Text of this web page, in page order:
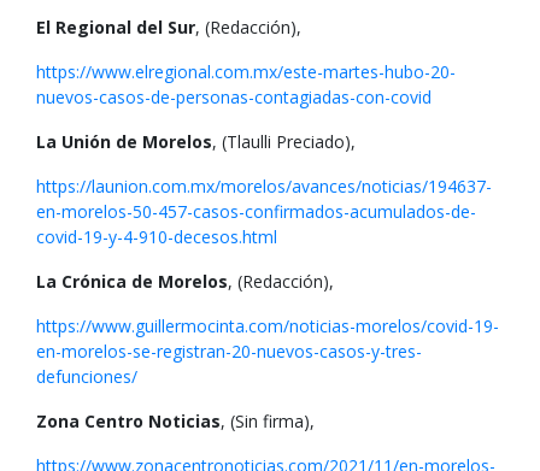
El Regional del Sur, (Redacción),
https://www.elregional.com.mx/este-martes-hubo-20-
nuevos-casos-de-personas-contagiadas-con-covid
La Unión de Morelos, (Tlaulli Preciado),
https://launion.com.mx/morelos/avances/noticias/194637-
en-morelos-50-457-casos-confirmados-acumulados-de-
covid-19-y-4-910-decesos.html
La Crónica de Morelos, (Redacción),
https://www.guillermocinta.com/noticias-morelos/covid-19-
en-morelos-se-registran-20-nuevos-casos-y-tres-
defunciones/
Zona Centro Noticias, (Sin firma),
https://www.zonacentronoticias.com/2021/11/en-morelos-